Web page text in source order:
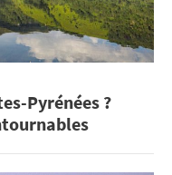
Pyrénées ?